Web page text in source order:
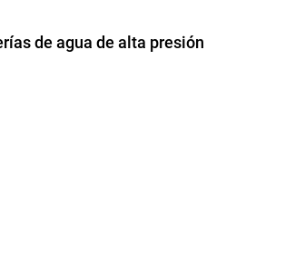
de agua de alta presión